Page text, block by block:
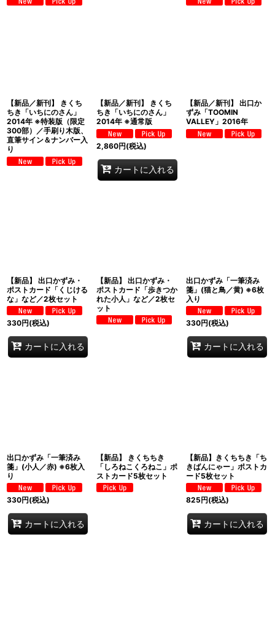
【新品／新刊】 きくち
ちき「いちにのさん」
2014年 ※特装版（限定
300部）／手刷り木版、
直筆サイン＆ナンバー入
り
【新品／新刊】 きくち
ちき「いちにのさん」
2014年 ※通常版
2,860円(税込)
カートに入れる
【新品／新刊】 出口か
ずみ「TOOMIN
VALLEY」2016年
【新品】 出口かずみ・
ポストカード「くじける
な」など／2枚セット
330円(税込)
カートに入れる
【新品】 出口かずみ・
ポストカード「歩きつか
れた小人」など／2枚セ
ット
出口かずみ「一筆済み
箋」(猫と鳥／黄) ※6枚
入り
330円(税込)
カートに入れる
出口かずみ「一筆済み
箋」(小人／赤) ※6枚入
り
330円(税込)
カートに入れる
【新品】 きくちちき
「しろねこくろねこ」ポ
ストカード5枚セット
【新品】きくちちき「ち
きばんにゃー」ポストカ
ード5枚セット
825円(税込)
カートに入れる